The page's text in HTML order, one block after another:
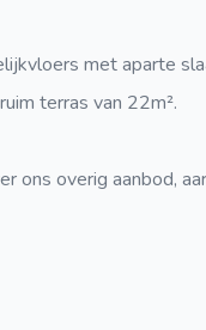
met aparte
terras van 22m².
ons overig aanbod,